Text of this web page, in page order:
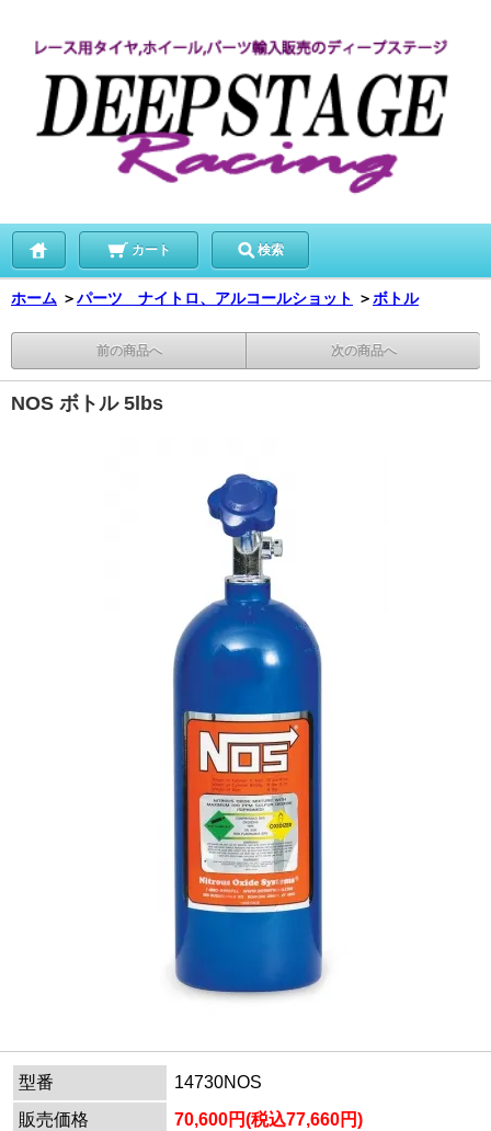
カート 検索
ホーム ＞パーツ ナイトロ、アルコールショット ＞ボトル
前の商品へ 次の商品へ
NOS ボトル 5lbs
型番
14730NOS
販売価格
70,600円(税込77,660円)